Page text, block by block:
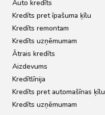
Auto kredīts
Kredīts pret īpašuma ķīlu
Kredīts remontam
Kredīts uzņēmumam
Ātrais kredīts
Aizdevums
Kredītlīnija
Kredīts pret automašīnas ķīlu
Kredīts uzņēmumam